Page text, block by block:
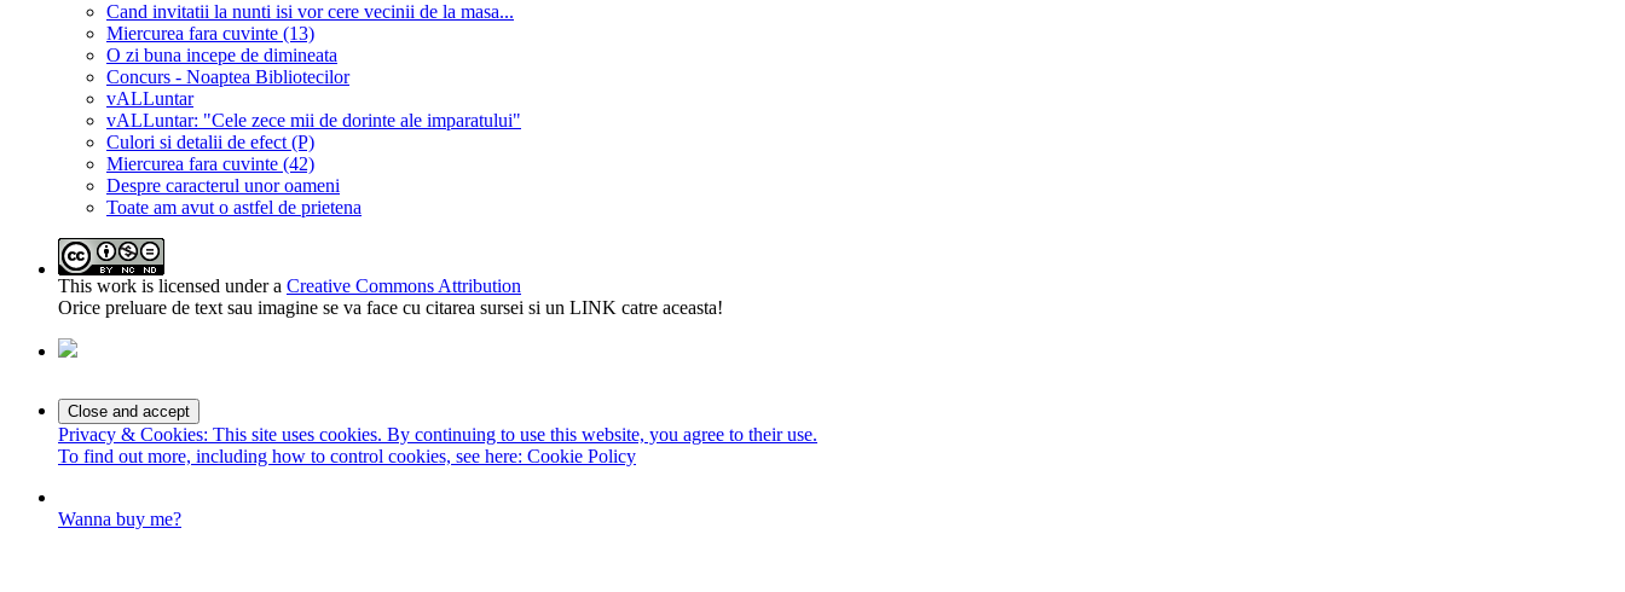
Cand invitatii la nunti isi vor cere vecinii de la masa...
Miercurea fara cuvinte (13)
O zi buna incepe de dimineata
Concurs - Noaptea Bibliotecilor
vALLuntar
vALLuntar: "Cele zece mii de dorinte ale imparatului"
Culori si detalii de efect (P)
Miercurea fara cuvinte (42)
Despre caracterul unor oameni
Toate am avut o astfel de prietena
This work is licensed under a Creative Commons Attribution
Orice preluare de text sau imagine se va face cu citarea sursei si un LINK catre aceasta!
Privacy & Cookies: This site uses cookies. By continuing to use this website, you agree to their use.
To find out more, including how to control cookies, see here: Cookie Policy
Wanna buy me?